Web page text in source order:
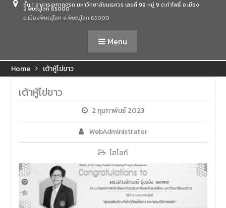
ชั้น 1 อาคารเอกาทศรถ มหาวิทยาลัยนเรศวร เลขที่ 99 หมู่ 9 ต.ท่าโพธิ์ อ.เมือง
จ.พิษณุโลก 65000
อ.เมืองพิษณุโลก จ.พิษณุโลก 65000
Menu
Home เต้าหู้ไข่ขาว
เต้าหู้ไข่ขาว
2 กุมภาพันธ์ 2023
WebAdministrator
ไฮไลท์